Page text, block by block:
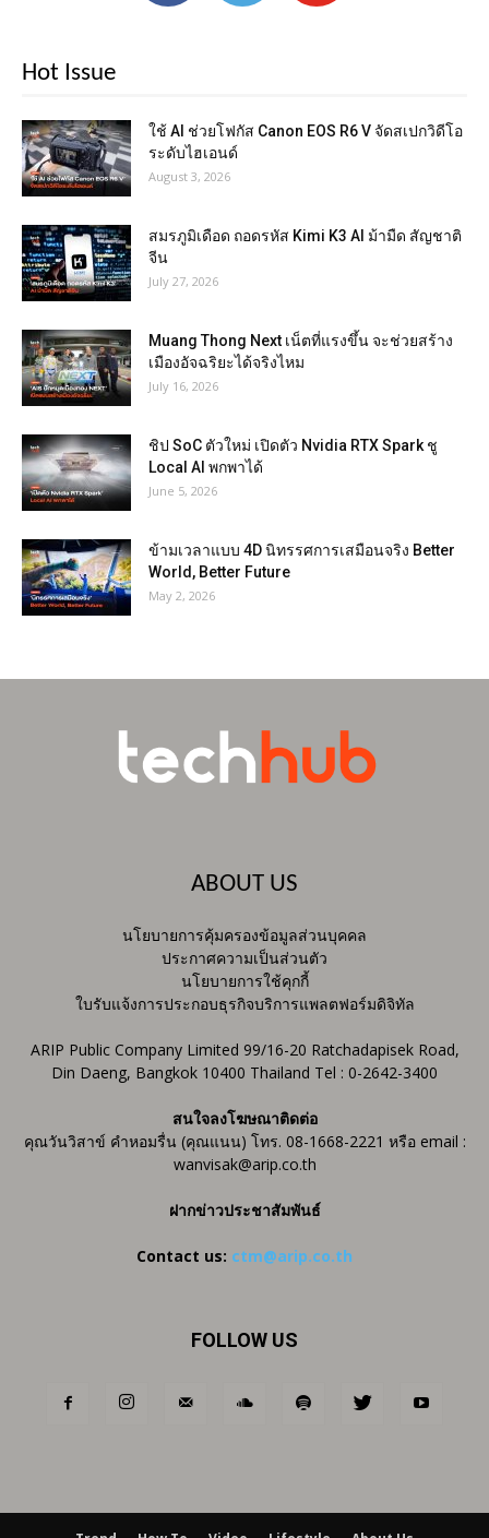
Hot Issue
ใช้ AI ช่วยโฟกัส Canon EOS R6 V จัดสเปกวิดีโอ
ระดับไฮเอนด์
August 3, 2026
สมรภูมิเดือด ถอดรหัส Kimi K3 AI ม้ามืด สัญชาติ
จีน
July 27, 2026
Muang Thong Next เน็ตที่แรงขึ้น จะช่วยสร้าง
เมืองอัจฉริยะได้จริงไหม
July 16, 2026
ชิป SoC ตัวใหม่ เปิดตัว Nvidia RTX Spark ชู
Local AI พกพาได้
June 5, 2026
ข้ามเวลาแบบ 4D นิทรรศการเสมือนจริง Better
World, Better Future
May 2, 2026
ABOUT US
นโยบายการคุ้มครองข้อมูลส่วนบุคคล
ประกาศความเป็นส่วนตัว
นโยบายการใช้คุกกี้
ใบรับแจ้งการประกอบธุรกิจบริการแพลตฟอร์มดิจิทัล
ARIP Public Company Limited 99/16-20 Ratchadapisek Road,
Din Daeng, Bangkok 10400 Thailand Tel : 0-2642-3400
สนใจลงโฆษณาติดต่อ
คุณวันวิสาข์ คำหอมรื่น (คุณแนน) โทร. 08-1668-2221 หรือ email :
wanvisak@arip.co.th
ฝากข่าวประชาสัมพันธ์
Contact us: ctm@arip.co.th
FOLLOW US